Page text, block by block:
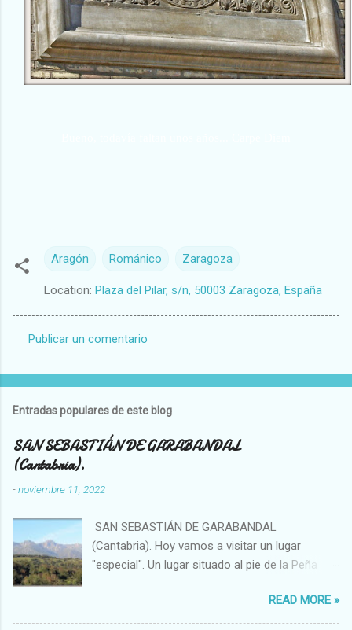
Aragón Románico Zaragoza
Location: Plaza del Pilar, s/n, 50003 Zaragoza, España
o
n
t
a
o
s
Publicar un comentario
Entradas populares de este blog
SAN SEBASTIÁN DE GARABANDAL
(Cantabria).
-noviembre 11, 2022
SAN SEBASTIÁN DE GARABANDAL
(Cantabria). Hoy vamos a visitar un lugar
"especial". Un lugar situado al pie de la Peña
se han visto, por ejemplo, bolas de luces que
se introducían en el bosque o fenómenos
READ MORE »